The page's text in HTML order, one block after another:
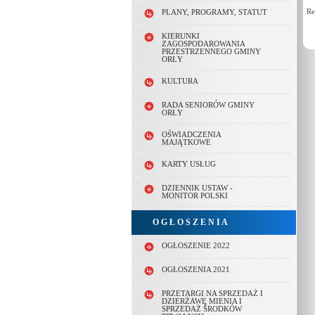
PLANY, PROGRAMY, STATUT
KIERUNKI
ZAGOSPODAROWANIA
PRZESTRZENNEGO GMINY
ORŁY
KULTURA
RADA SENIORÓW GMINY
ORŁY
OŚWIADCZENIA
MAJĄTKOWE
KARTY USŁUG
DZIENNIK USTAW -
MONITOR POLSKI
O G Ł O S Z E N I A
OGŁOSZENIE 2022
OGŁOSZENIA 2021
PRZETARGI NA SPRZEDAŻ I
DZIERŻAWĘ MIENIA I
SPRZEDAŻ ŚRODKÓW